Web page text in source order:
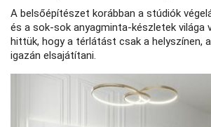
A belsőépítészet korábban a stúdiók
és a sok-sok anyagminta-készletek világa
hittük, hogy a térlátást csak a helyszínen,
igazán elsajátítani.